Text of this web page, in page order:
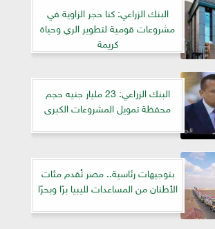
البنك الزراعي: كنا حجر الزاوية في
مشروعات قومية لتطوير الري وحياة
كريمة
البنك الزراعي: 23 مليار جنيه حجم
محفظة تمويل المشروعات الكبرى
بتوجيهات رئاسية.. مصر تُقدم مئات
الأطنان من المساعدات لليبيا برًا وبحرًا